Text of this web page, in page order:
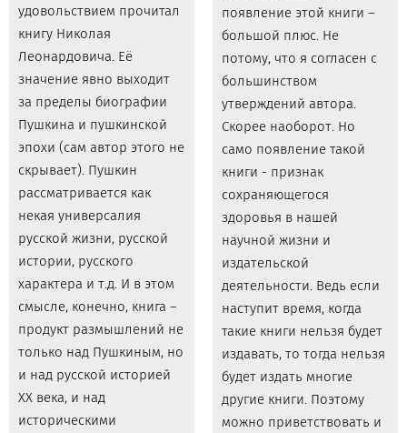
удовольствием прочитал
книгу Николая
Леонардовича. Её
значение явно выходит
за пределы биографии
Пушкина и пушкинской
эпохи (сам автор этого не
скрывает). Пушкин
рассматривается как
некая универсалия
русской жизни, русской
истории, русского
характера и т.д. И в этом
смысле, конечно, книга –
продукт размышлений не
только над Пушкиным, но
и над русской историей
XX века, и над
историческими
появление этой книги –
большой плюс. Не
потому, что я согласен с
большинством
утверждений автора.
Скорее наоборот. Но
само появление такой
книги - признак
сохраняющегося
здоровья в нашей
научной жизни и
издательской
деятельности. Ведь если
наступит время, когда
такие книги нельзя будет
издавать, то тогда нельзя
будет издать многие
другие книги. Поэтому
можно приветствовать и